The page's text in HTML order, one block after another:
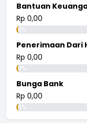
Bantuan
Rp 0,00
0%
Penerimaan Dari
Rp 0,00
0%
Bunga Bank
Rp 0,00
0%